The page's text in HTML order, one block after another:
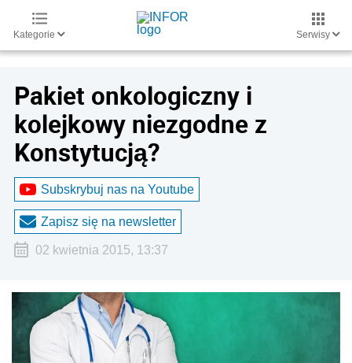
Kategorie Serwisy
Pakiet onkologiczny i
kolejkowy niezgodne z
Konstytucją?
Subskrybuj nas na Youtube
Zapisz się na newsletter
02 kwietnia 2015, 13:37